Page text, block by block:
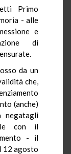
Primo
- alle
e
di
da un
che,
(anche)
negatagli
con il
- il
12 agosto